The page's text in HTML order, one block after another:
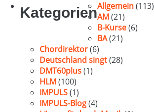
KategorienAllgemein(113)
AM(21)
B-Kurse(6)
BA(21)
Chordirektor(6)
Deutschland singt(28)
DMT60plus(1)
HLM(100)
IMPULS(1)
IMPULS-Blog(4)